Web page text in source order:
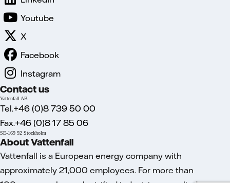
Youtube
X
Facebook
Instagram
Contact us
Vattenfall AB
Tel.+46 (0)8 739 50 00
Fax.+46 (0)8 17 85 06
SE-169 92 Stockholm
About Vattenfall
Vattenfall is a European energy company with
approximately 21,000 employees. For more than